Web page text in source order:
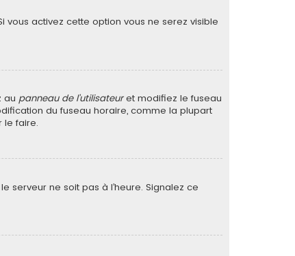
vous activez cette option vous ne serez visible
au panneau de l’utilisateuret modifiez le fuseau
du fuseau horaire, comme la plupart
le faire.
serveur ne soit pas à l’heure. Signalez ce